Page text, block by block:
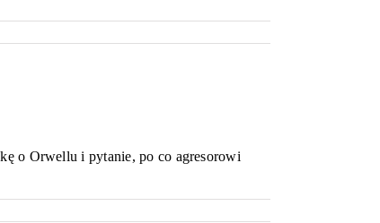
o Orwellu i pytanie, po co agresorowi